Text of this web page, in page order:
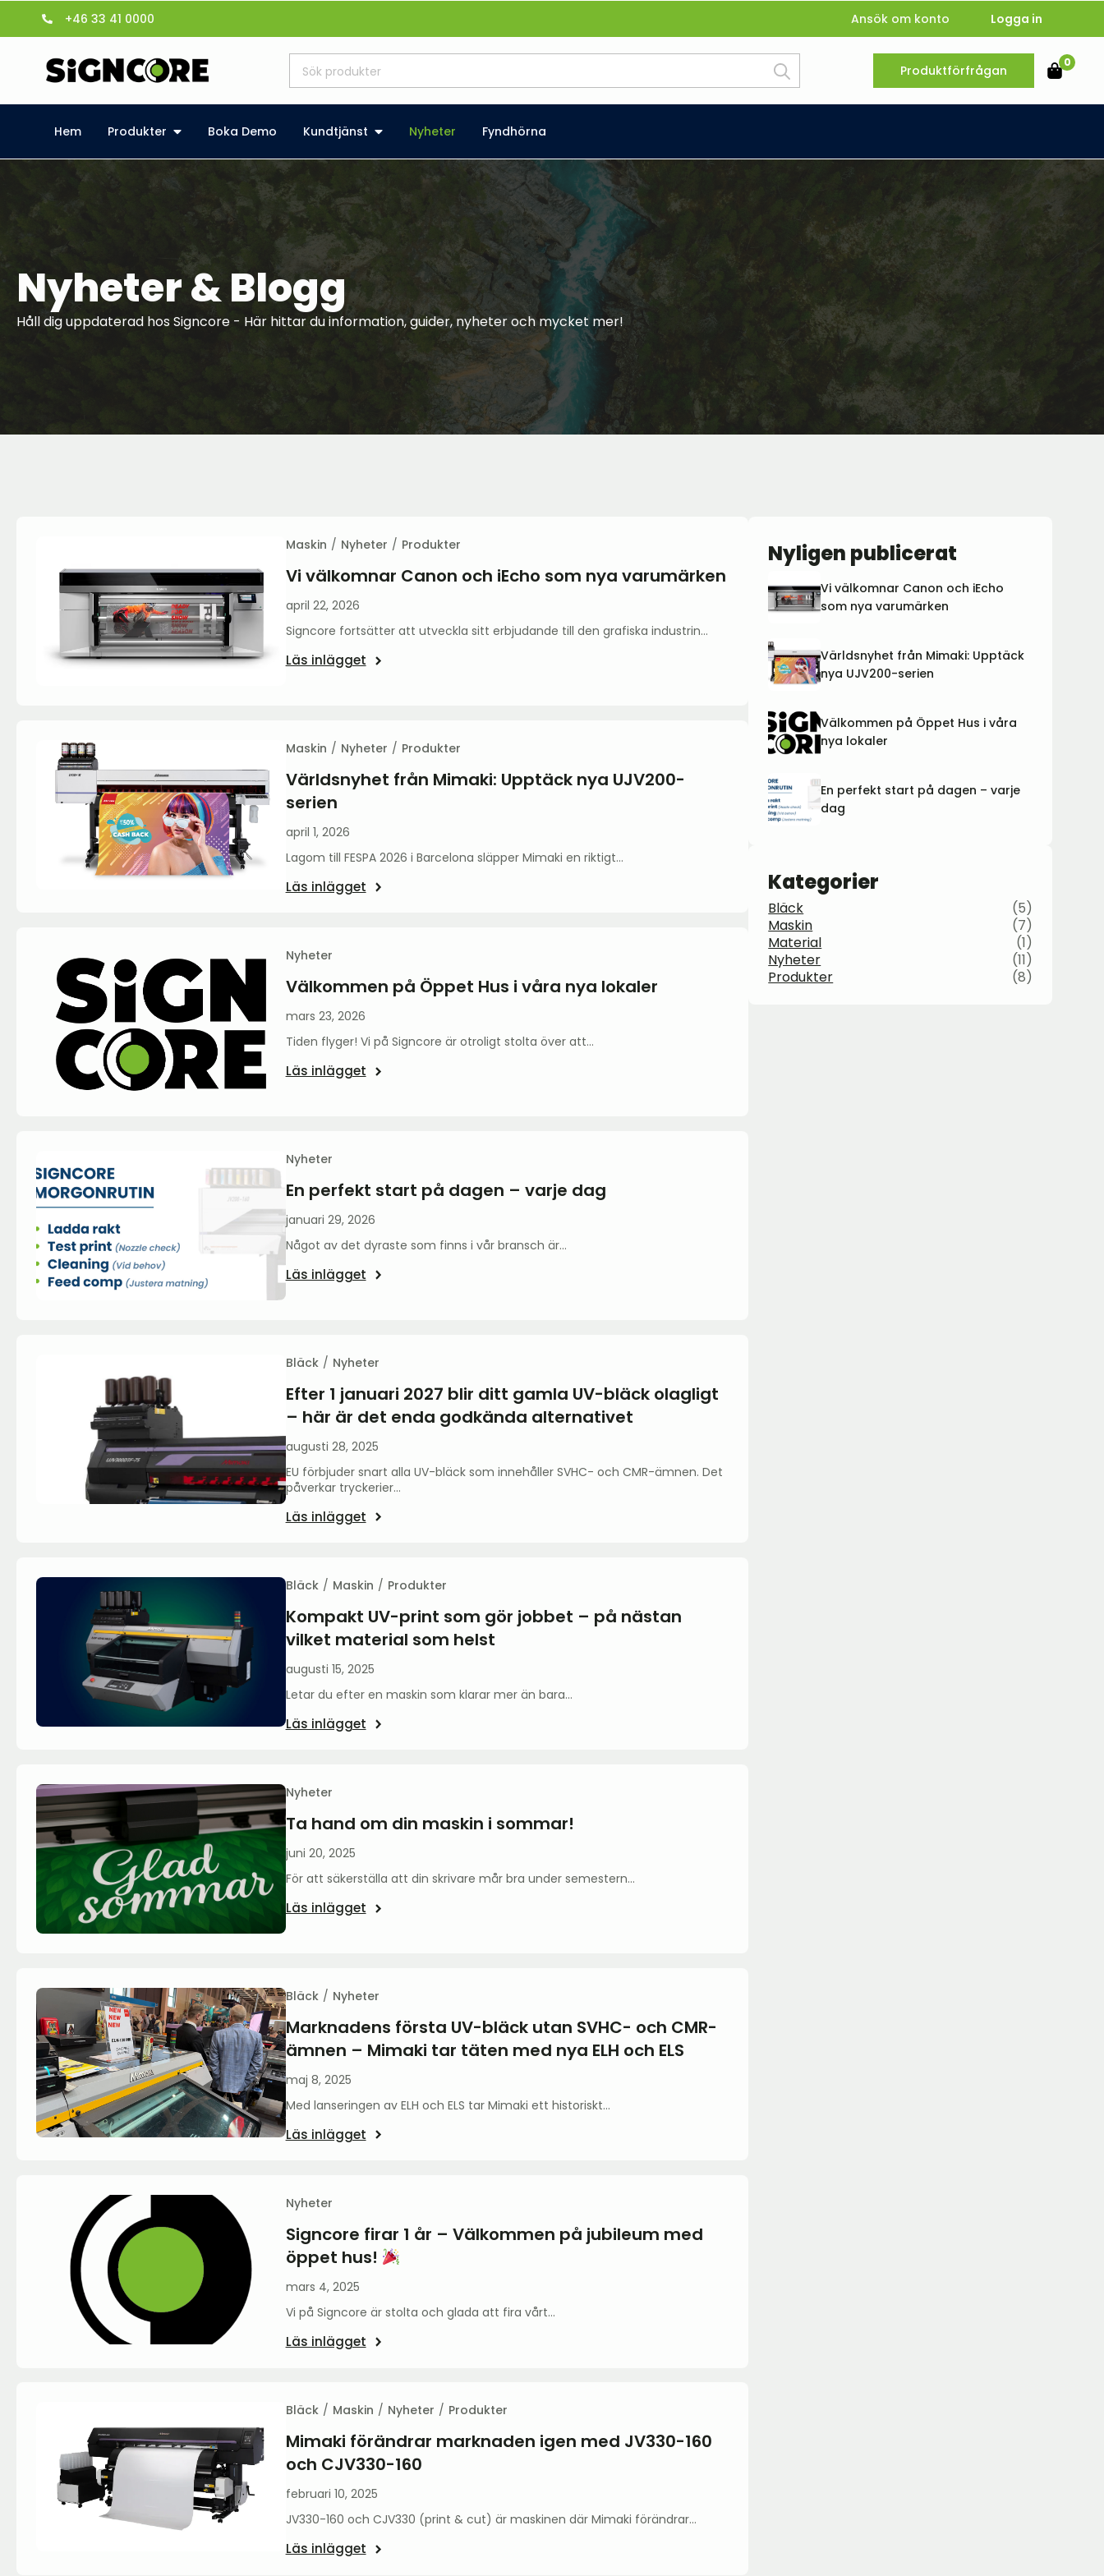
+46 33 41 0000 Ansök om konto Logga in
Produktförfrågan
0
Hem Produkter Boka Demo Kundtjänst Nyheter Fyndhörna
Nyheter & Blogg
Håll dig uppdaterad hos Signcore - Här hittar du information, guider, nyheter och mycket mer!
Vi välkomnar Canon och iEcho som nya varumärken
april 22, 2026
Maskin Nyheter Produkter
Signcore fortsätter att utveckla sitt erbjudande till den grafiska industrin…
Läs inlägget
Världsnyhet från Mimaki: Upptäck nya UJV200-
serien
april 1, 2026
Maskin Nyheter Produkter
Lagom till FESPA 2026 i Barcelona släpper Mimaki en riktigt…
Läs inlägget
Välkommen på Öppet Hus i våra nya lokaler
mars 23, 2026
Nyheter
Tiden flyger! Vi på Signcore är otroligt stolta över att…
Läs inlägget
En perfekt start på dagen – varje dag
januari 29, 2026
Nyheter
Något av det dyraste som finns i vår bransch är…
Läs inlägget
Efter 1 januari 2027 blir ditt gamla UV-bläck olagligt
– här är det enda godkända alternativet
augusti 28, 2025
Bläck Nyheter
EU förbjuder snart alla UV-bläck som innehåller SVHC- och CMR-ämnen. Det
påverkar tryckerier…
Läs inlägget
Kompakt UV-print som gör jobbet – på nästan
vilket material som helst
augusti 15, 2025
Bläck Maskin Produkter
Letar du efter en maskin som klarar mer än bara…
Läs inlägget
Ta hand om din maskin i sommar!
juni 20, 2025
Nyheter
För att säkerställa att din skrivare mår bra under semestern…
Läs inlägget
Marknadens första UV-bläck utan SVHC- och CMR-
ämnen – Mimaki tar täten med nya ELH och ELS
maj 8, 2025
Bläck Nyheter
Med lanseringen av ELH och ELS tar Mimaki ett historiskt…
Läs inlägget
Signcore firar 1 år – Välkommen på jubileum med
öppet hus!
mars 4, 2025
Nyheter
Vi på Signcore är stolta och glada att fira vårt…
Läs inlägget
Mimaki förändrar marknaden igen med JV330-160
och CJV330-160
februari 10, 2025
Bläck Maskin Nyheter Produkter
JV330-160 och CJV330 (print & cut) är maskinen där Mimaki förändrar…
Läs inlägget
Nyligen publicerat
Vi välkomnar Canon och iEcho
som nya varumärken
Världsnyhet från Mimaki: Upptäck
nya UJV200-serien
Välkommen på Öppet Hus i våra
nya lokaler
En perfekt start på dagen – varje
dag
Kategorier
Bläck
(5)
Maskin
(7)
Material
(1)
Nyheter
(11)
Produkter
(8)